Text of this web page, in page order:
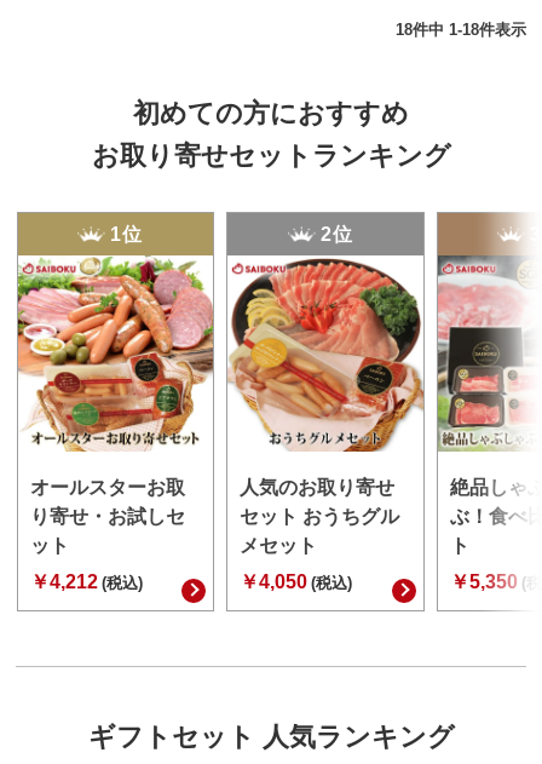
18件中 1-18件表示
初めての方におすすめ
お取り寄せセットランキング
1位
オールスターお取
り寄せ・お試しセ
ット
￥4,212 (税込)
2位
人気のお取り寄せ
セット おうちグル
メセット
￥4,050 (税込)
絶品しゃ
ぶ！食べ
ト
￥5,350 (
ギフトセット 人気ランキング